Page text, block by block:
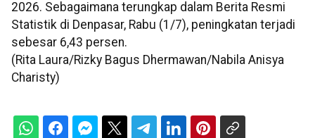
2026. Sebagaimana terungkap dalam Berita Resmi
Statistik di Denpasar, Rabu (1/7), peningkatan terjadi
sebesar 6,43 persen.
(Rita Laura/Rizky Bagus Dhermawan/Nabila Anisya
Charisty)